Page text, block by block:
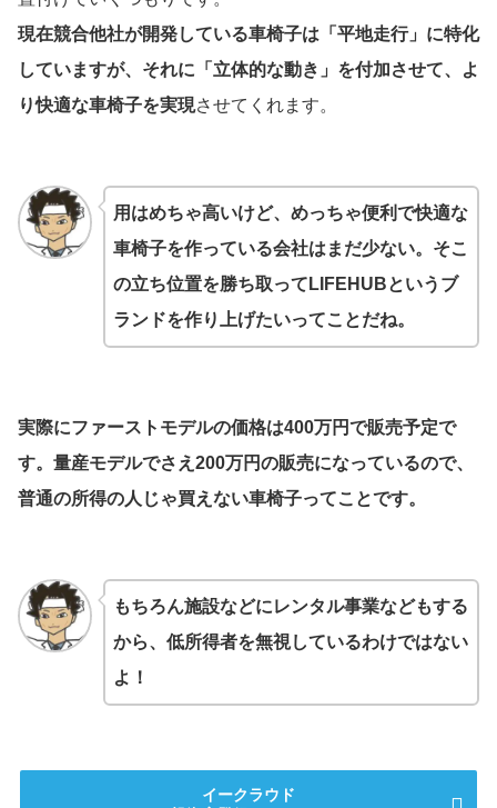
現在競合他社が開発している車椅子は「平地走行」に特化
していますが、それに「立体的な動き」を付加させて、よ
り快適な車椅子を実現させてくれます。
用はめちゃ高いけど、めっちゃ便利で快適な
車椅子を作っている会社はまだ少ない。そこ
の立ち位置を勝ち取ってLIFEHUBというブ
ランドを作り上げたいってことだね。
実際にファーストモデルの価格は400万円で販売予定で
す。量産モデルでさえ200万円の販売になっているので、
普通の所得の人じゃ買えない車椅子ってことです。
もちろん施設などにレンタル事業などもする
から、低所得者を無視しているわけではない
よ！
イークラウド